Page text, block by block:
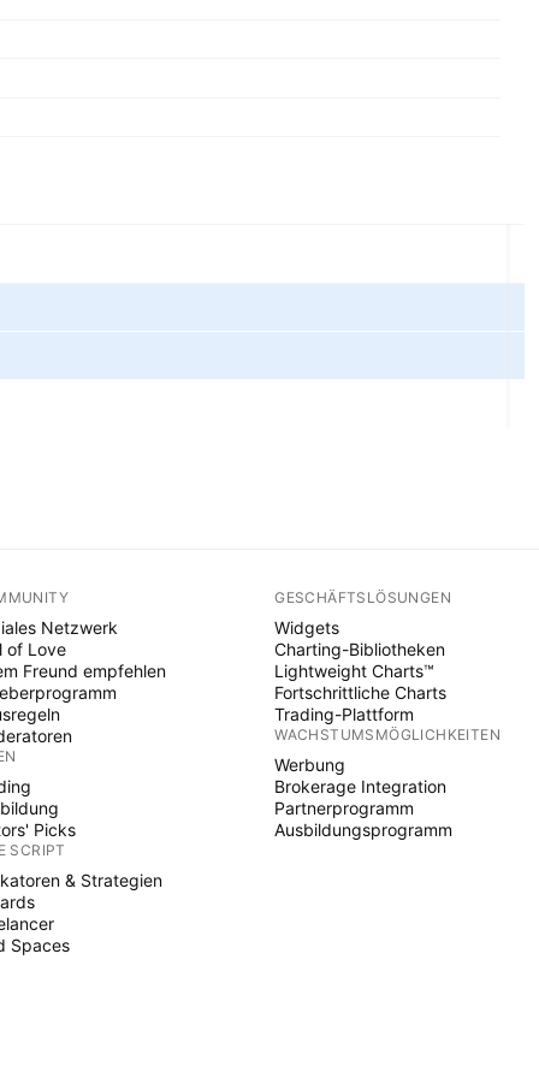
Netzwerk
of Love
Freund empfehlen
Picks
SCRIPT
& Strategien
Spaces
GESCHÄFTSLÖSUNGEN
Widgets
Charting-Bibliotheken
Lightweight Charts™
Fortschrittliche Charts
Trading-Plattform
WACHSTUMSMÖGLICHKEITEN
Werbung
Brokerage Integration
Partnerprogramm
Ausbildungsprogramm